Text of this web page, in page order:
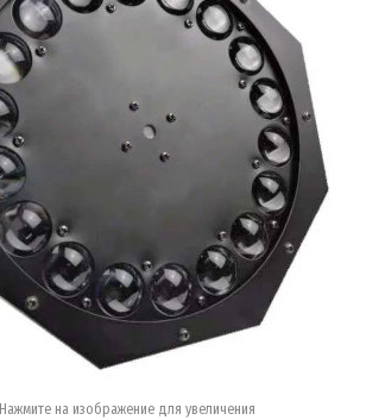
Нажмите на изображение для увеличения